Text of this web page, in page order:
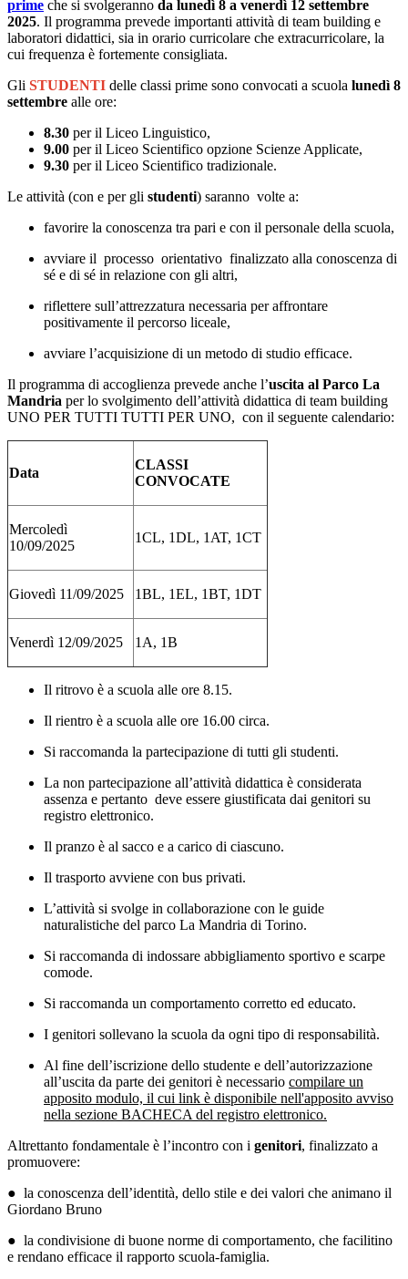
prime che si svolgeranno da lunedì 8 a venerdì 12 settembre
2025. Il programma prevede importanti attività di team building e
laboratori didattici, sia in orario curricolare che extracurricolare, la
cui frequenza è fortemente consigliata.
Gli STUDENTI delle classi prime sono convocati a scuola lunedì 8
settembre alle ore:
8.30 per il Liceo Linguistico,
9.00 per il Liceo Scientifico opzione Scienze Applicate,
9.30 per il Liceo Scientifico tradizionale.
Le attività (con e per gli studenti) saranno volte a:
favorire la conoscenza tra pari e con il personale della scuola,
avviare il processo orientativo finalizzato alla conoscenza di
sé e di sé in relazione con gli altri,
riflettere sull’attrezzatura necessaria per affrontare
positivamente il percorso liceale,
avviare l’acquisizione di un metodo di studio efficace.
Il programma di accoglienza prevede anche l’uscita al Parco La
Mandria per lo svolgimento dell’attività didattica di team building
UNO PER TUTTI TUTTI PER UNO, con il seguente calendario:
Data
CLASSI
CONVOCATE
Mercoledì
10/09/2025
1CL, 1DL, 1AT, 1CT
Giovedì 11/09/2025 1BL, 1EL, 1BT, 1DT
Venerdì 12/09/2025 1A, 1B
Il ritrovo è a scuola alle ore 8.15.
Il rientro è a scuola alle ore 16.00 circa.
Si raccomanda la partecipazione di tutti gli studenti.
La non partecipazione all’attività didattica è considerata
assenza e pertanto deve essere giustificata dai genitori su
registro elettronico.
Il pranzo è al sacco e a carico di ciascuno.
Il trasporto avviene con bus privati.
L’attività si svolge in collaborazione con le guide
naturalistiche del parco La Mandria di Torino.
Si raccomanda di indossare abbigliamento sportivo e scarpe
comode.
Si raccomanda un comportamento corretto ed educato.
I genitori sollevano la scuola da ogni tipo di responsabilità.
Al fine dell’iscrizione dello studente e dell’autorizzazione
all’uscita da parte dei genitori è necessario compilare un
apposito modulo, il cui link è disponibile nell'apposito avviso
nella sezione BACHECA del registro elettronico.
Altrettanto fondamentale è l’incontro con i genitori, finalizzato a
promuovere:
● la conoscenza dell’identità, dello stile e dei valori che animano il
Giordano Bruno
● la condivisione di buone norme di comportamento, che facilitino
e rendano efficace il rapporto scuola-famiglia.